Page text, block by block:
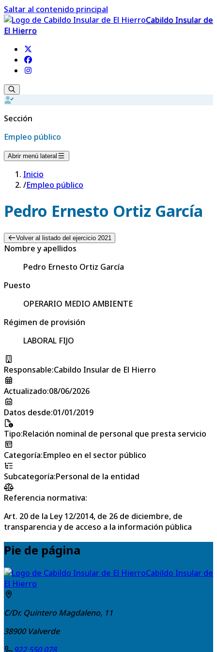
Saltar al contenido principal
Cabildo Insular de
El Hierro
Sección
Empleo público
Abrir menú lateral
Inicio
/Empleo público
Pedro Ernesto Ortiz García
Volver al listado del ejercicio 2021
Nombre y apellidos
Pedro Ernesto Ortiz García
Puesto
OPERARIO MEDIO AMBIENTE
Régimen de provisión
LABORAL FIJO
Responsable:Cabildo Insular de El Hierro
Actualizado:08/06/2026
Datos desde:01/01/2019
Tipo:Relación nominal de personal que presta servicio
Categoría:Empleo en el sector público
Subcategoría:Personal de la entidad
Referencia normativa:
Art. 20 de la Ley 12/2014, de 26 de diciembre, de
transparencia y de acceso a la información pública
Pie de página
Cabildo Insular de
El Hierro
C/Dr. Quintero Magdaleno, 11
38900 Valverde
922 550 078